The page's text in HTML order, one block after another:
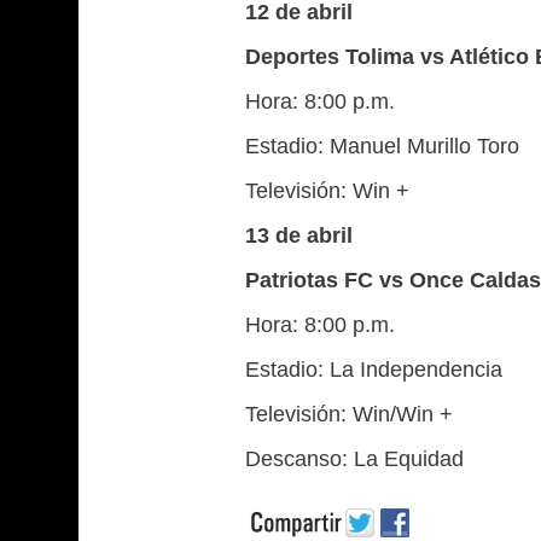
12 de abril
Deportes Tolima vs Atlético
Hora: 8:00 p.m.
Estadio: Manuel Murillo Toro
Televisión: Win +
13 de abril
Patriotas FC vs Once Caldas
Hora: 8:00 p.m.
Estadio: La Independencia
Televisión: Win/Win +
Descanso: La Equidad